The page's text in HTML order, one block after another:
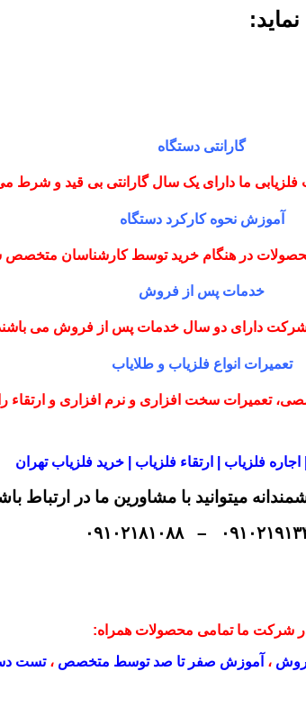
گارانتی دستگاه
ما دارای یک سال گارانتی بی قید و شرط
آموزش نحوه کارکرد دستگاه
در هنگام خرید توسط کارشناسان
خدمات پس از فروش
دارای دو سال خدمات پس از فروش می
تعمیرات انواع فلزیاب و طلایاب
تعمیرات سخت افزاری و نرم افزاری و ارتقاء را
اجاره فلزیاب | ارتقاء فلزیاب | خرید فلزیاب تهران
میتوانید با مشاورین ما در ارتباط
– ۰۹۱۰۲۱۸۱۰۸۸
شرکت ما تمامی محصولات همراه:
، آموزش صفر تا صد توسط متخصص ،تست